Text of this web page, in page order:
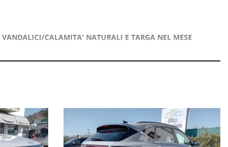
CALAMITA' NATURALI E TARGA NEL MESE
una valutazione più accurata.